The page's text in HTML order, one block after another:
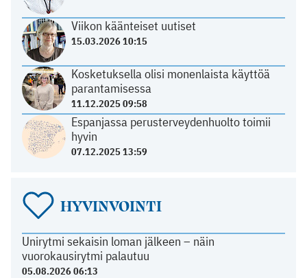
Viikon käänteiset uutiset
15.03.2026 10:15
Kosketuksella olisi monenlaista käyttöä
parantamisessa
11.12.2025 09:58
Espanjassa perusterveydenhuolto toimii
hyvin
07.12.2025 13:59
HYVINVOINTI
Unirytmi sekaisin loman jälkeen – näin
vuorokausirytmi palautuu
05.08.2026 06:13